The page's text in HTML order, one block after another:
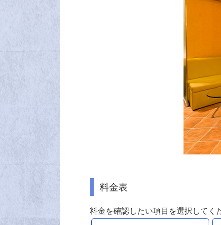
料金表
料金を確認したい項目を選択してく